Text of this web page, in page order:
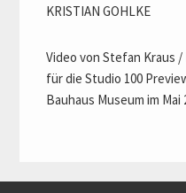
KRISTIAN GOHLKE
Video von Stefan Kraus
für die Studio 100
Bauhaus Museum im Mai